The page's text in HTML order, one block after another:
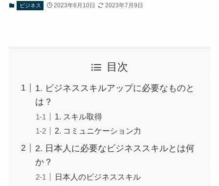
ビジネス 2023年6月10日 2023年7月9日
目次
1. ビジネススキルアップに必要なものと
は？
1. スキル取得
2. コミュニケーション力
2. 日本人に必要なビジネススキルとは何
か？
日本人のビジネススキル